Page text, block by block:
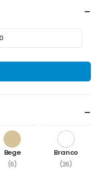
Bege
(6)
Branco
(26)